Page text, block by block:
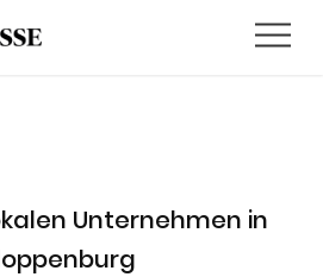
Unternehmen in